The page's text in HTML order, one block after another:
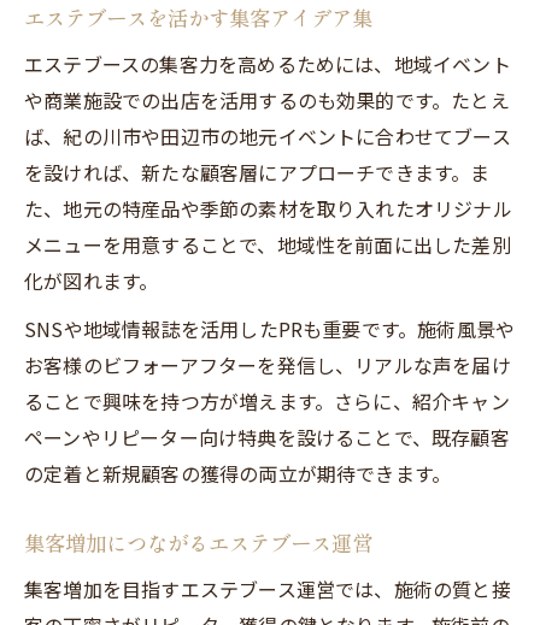
エステブースを活かす集客アイデア集
エステブースの集客力を高めるためには、地域イベント
や商業施設での出店を活用するのも効果的です。たとえ
ば、紀の川市や田辺市の地元イベントに合わせてブース
を設ければ、新たな顧客層にアプローチできます。ま
た、地元の特産品や季節の素材を取り入れたオリジナル
メニューを用意することで、地域性を前面に出した差別
化が図れます。
SNSや地域情報誌を活用したPRも重要です。施術風景や
お客様のビフォーアフターを発信し、リアルな声を届け
ることで興味を持つ方が増えます。さらに、紹介キャン
ペーンやリピーター向け特典を設けることで、既存顧客
の定着と新規顧客の獲得の両立が期待できます。
集客増加につながるエステブース運営
集客増加を目指すエステブース運営では、施術の質と接